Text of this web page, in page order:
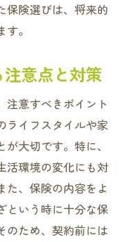
保険選びは、将来的
。
意点と対策
注意すべきポイント
ライフスタイルや家
大切です。特に、
活環境の変化にも対
た、保険の内容をよ
という時に十分な保
のため、契約前には